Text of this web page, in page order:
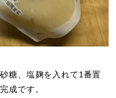
糖、塩麹を入れて1番置
成です。